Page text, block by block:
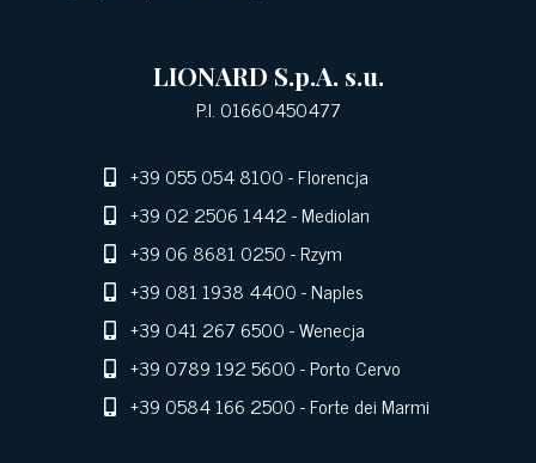
LIONARD S.p.A. s.u.
P.I. 01660450477
+39 055 054 8100- Florencja
+39 02 2506 1442- Mediolan
+39 06 8681 0250- Rzym
+39 081 1938 4400- Naples
+39 041 267 6500- Wenecja
+39 0789 192 5600- Porto Cervo
+39 0584 166 2500- Forte dei Marmi